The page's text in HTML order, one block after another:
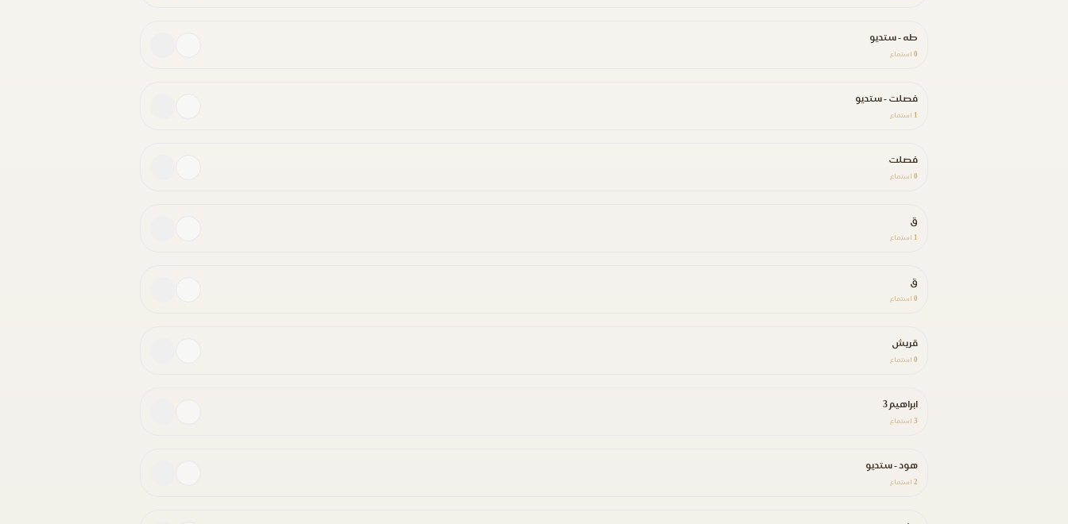
طه - ستديو
0 استماع
فصلت - ستديو
1 استماع
فصلت
0 استماع
ق
1 استماع
ق
0 استماع
قريش
0 استماع
ابراهيم 3
3 استماع
هود - ستديو
2 استماع